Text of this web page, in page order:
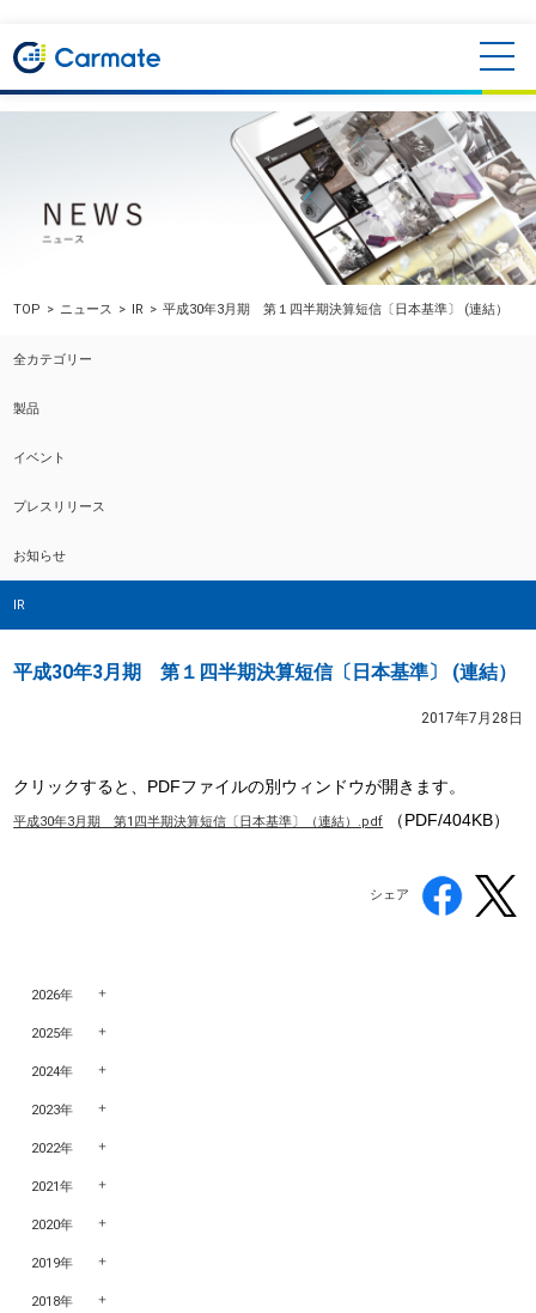
TOP ニュース IR 平成30年3月期 第１四半期決算短信〔日本基準〕 (連結）
全カテゴリー
製品
イベント
プレスリリース
お知らせ
IR
平成30年3月期 第１四半期決算短信〔日本基準〕 (連結）
2017年7月28日
クリックすると、PDFファイルの別ウィンドウが開きます。
平成30年3月期 第1四半期決算短信〔日本基準〕（連結）.pdf （PDF/404KB）
シェア
2026年
2025年
2024年
2023年
2022年
2021年
2020年
2019年
2018年